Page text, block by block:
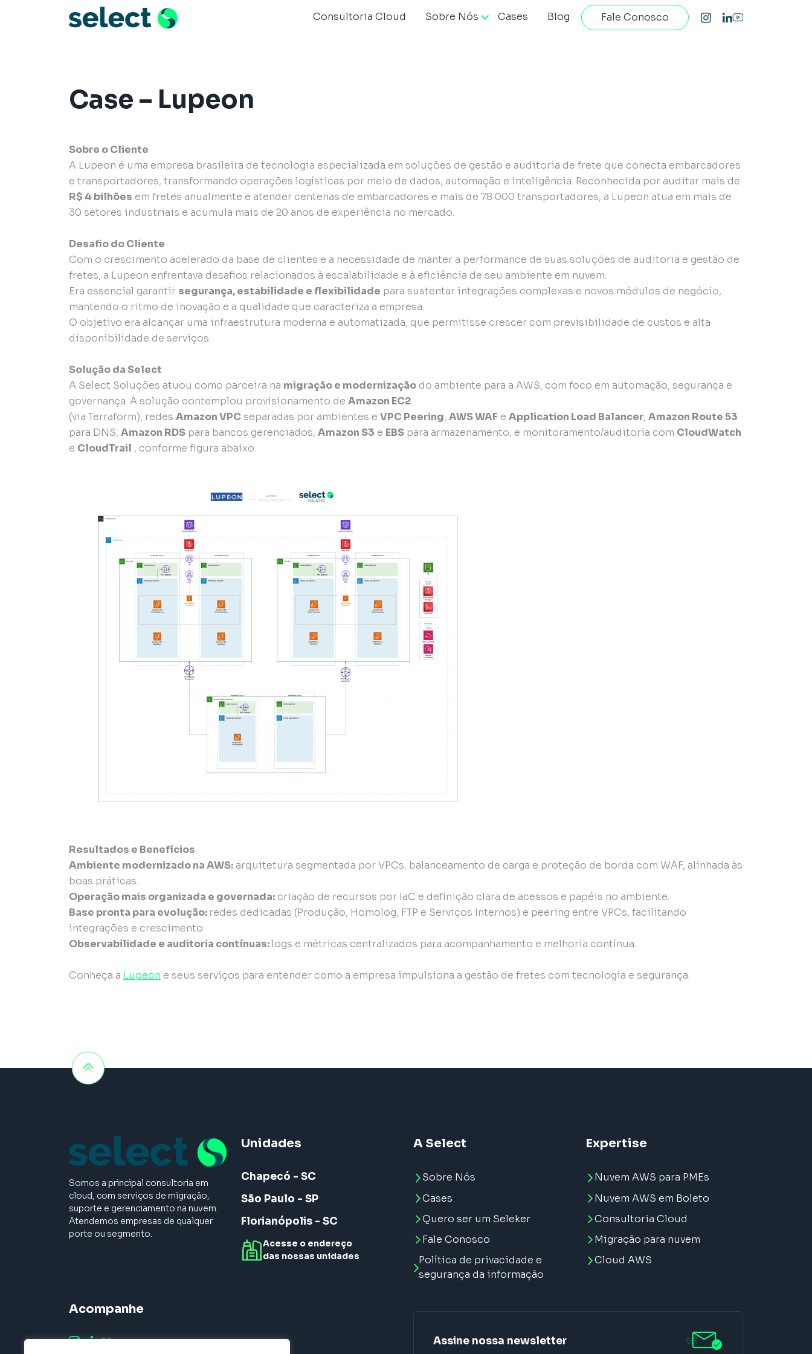
Pular para o conteúdo
Menu de Navegação Consultoria Cloud Sobre Nós Cases Blog Fale Conosco
Case – Lupeon
Sobre o Cliente
A Lupeon é uma empresa brasileira de tecnologia especializada em soluções de gestão e auditoria de frete que conecta embarcadores
e transportadores, transformando operações logísticas por meio de dados, automação e inteligência. Reconhecida por auditar mais de
R$ 4 bilhões em fretes anualmente e atender centenas de embarcadores e mais de 78 000 transportadores, a Lupeon atua em mais de
30 setores industriais e acumula mais de 20 anos de experiência no mercado.
Desafio do Cliente
Com o crescimento acelerado da base de clientes e a necessidade de manter a performance de suas soluções de auditoria e gestão de
fretes, a Lupeon enfrentava desafios relacionados à escalabilidade e à eficiência de seu ambiente em nuvem.
Era essencial garantir segurança, estabilidade e flexibilidade para sustentar integrações complexas e novos módulos de negócio,
mantendo o ritmo de inovação e a qualidade que caracteriza a empresa.
O objetivo era alcançar uma infraestrutura moderna e automatizada, que permitisse crescer com previsibilidade de custos e alta
disponibilidade de serviços.
Solução da Select
A Select Soluções atuou como parceira na migração e modernização do ambiente para a AWS, com foco em automação, segurança e
governança. A solução contemplou provisionamento de Amazon EC2
(via Terraform), redes Amazon VPC separadas por ambientes e VPC Peering, AWS WAF e Application Load Balancer, Amazon Route 53
para DNS, Amazon RDS para bancos gerenciados, Amazon S3 e EBS para armazenamento, e monitoramento/auditoria com CloudWatch
e CloudTrail , conforme figura abaixo:
Resultados e Benefícios
Ambiente modernizado na AWS: arquitetura segmentada por VPCs, balanceamento de carga e proteção de borda com WAF, alinhada às
boas práticas.
Operação mais organizada e governada: criação de recursos por IaC e definição clara de acessos e papéis no ambiente.
Base pronta para evolução: redes dedicadas (Produção, Homolog, FTP e Serviços Internos) e peering entre VPCs, facilitando
integrações e crescimento.
Observabilidade e auditoria contínuas:logs e métricas centralizados para acompanhamento e melhoria contínua.
Conheça a Lupeon e seus serviços para entender como a empresa impulsiona a gestão de fretes com tecnologia e segurança.
Somos a principal consultoria em
cloud, com serviços de migração,
suporte e gerenciamento na nuvem.
Atendemos empresas de qualquer
porte ou segmento.
Unidades
Chapecó - SC
São Paulo - SP
Florianópolis - SC
Acesse o endereço
das nossas unidades
A Select
Sobre Nós
Cases
Quero ser um Seleker
Fale Conosco
Política de privacidade e
segurança da informação
Expertise
Nuvem AWS para PMEs
Nuvem AWS em Boleto
Consultoria Cloud
Migração para nuvem
Cloud AWS
Acompanhe
Assine nossa newsletter